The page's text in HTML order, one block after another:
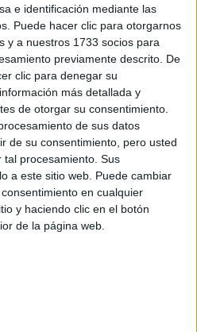
e identificación mediante las
Puede hacer clic para otorgarnos
y a nuestros 1733 socios para
previamente descrito. De
clic para denegar su
más detallada y
de otorgar su consentimiento.
de sus datos
de su consentimiento, pero usted
procesamiento. Sus
a este sitio web. Puede cambiar
en cualquier
y haciendo clic en el botón
de la página web.
bachillerato o FP?
de Uso
de uso*